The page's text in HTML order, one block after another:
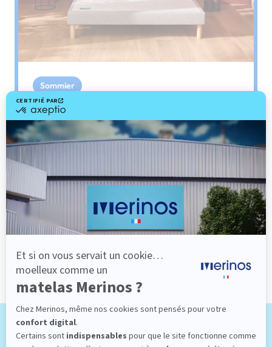
Sommier
PENCIL
Le plus : soutien morphologique
Grâce à ses 3 zones de confort, le sommier
Pencil vous assure tout son soutien. Avec les
épaules, le dos et le bassin qui reposent sur ses
lattes, vous évitez les douleurs au petit matin.
501,00 €